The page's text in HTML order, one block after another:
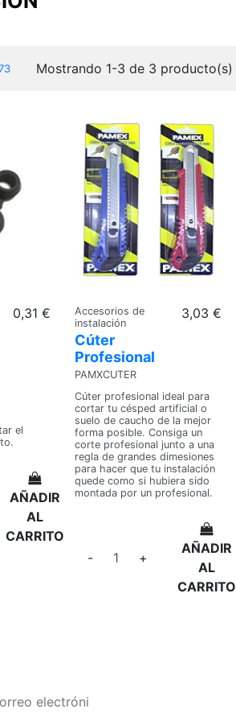
Mostrando 1-3 de 3 producto(s)
0,31 €
el
AÑADIR
AL
CARRITO
Accesorios de
instalación
Cúter
Profesional
PAMXCUTER
3,03 €
Cúter profesional ideal para
cortar tu césped artificial o
suelo de caucho de la mejor
forma posible. Consiga un
corte profesional junto a una
regla de grandes dimesiones
para hacer que tu instalación
quede como si hubiera sido
montada por un profesional.
- +
AÑADIR
AL
CARRITO